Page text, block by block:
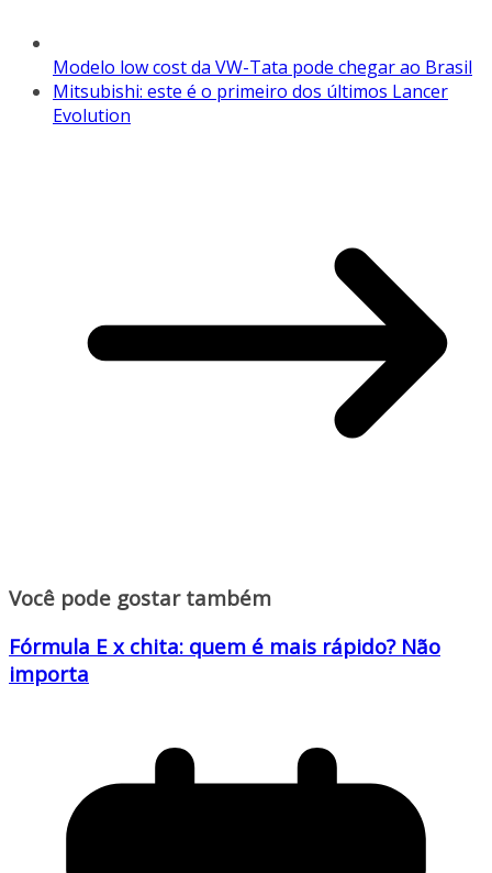
Modelo low cost da VW-Tata pode chegar ao Brasil
Mitsubishi: este é o primeiro dos últimos Lancer
Evolution
Você pode gostar também
Fórmula E x chita: quem é mais rápido? Não
importa